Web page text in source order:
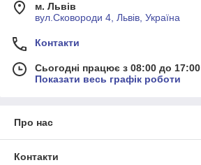
м. Львів
вул.Сковороди 4, Львів, Україна
Контакти
Сьогодні працює з 08:00 до 17:00
Показати весь графік роботи
Про нас
Контакти